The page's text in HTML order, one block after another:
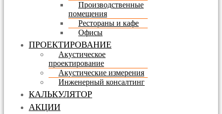
Производственные
помещения
Рестораны и кафе
Офисы
ПРОЕКТИРОВАНИЕ
Акустическое
проектирование
Акустические измерения
Инженерный консалтинг
КАЛЬКУЛЯТОР
АКЦИИ